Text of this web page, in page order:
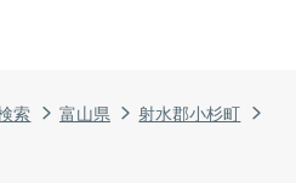
索 富山県
射水郡小杉町